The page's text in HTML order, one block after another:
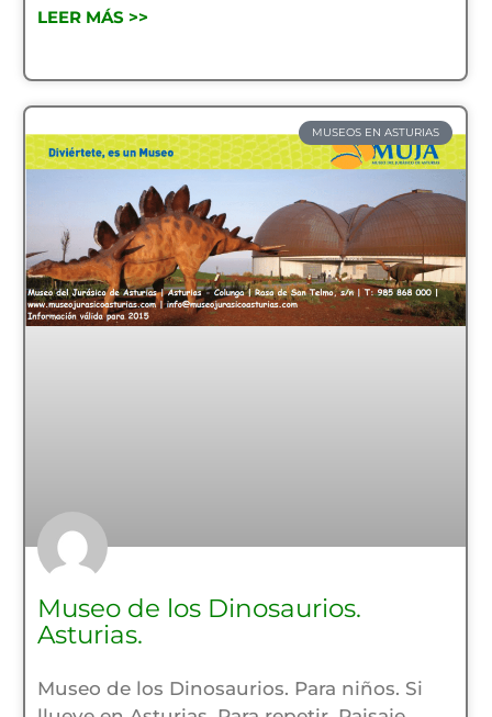
LEER MÁS >>
MUSEOS EN ASTURIAS
Museo de los Dinosaurios.
Asturias.
Museo de los Dinosaurios. Para niños. Si